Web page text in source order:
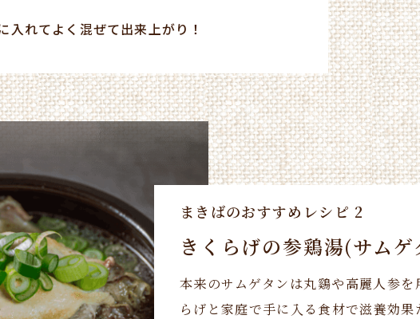
入れてよく混ぜて出来上がり！
まきばのおすすめレシピ 2
きくらげの参鶏湯(サム
本来のサムゲタンは丸鷄や高麗人参
らげと家庭で手に入る食材で滋養効